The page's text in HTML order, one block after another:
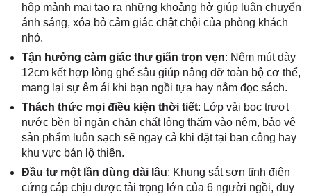
hộp mảnh mai tạo ra những khoảng hở giúp luân chuyển
ánh sáng, xóa bỏ cảm giác chật chội của phòng khách
nhỏ.
Tận hưởng cảm giác thư giãn trọn vẹn: Nệm mút dày
12cm kết hợp lòng ghế sâu giúp nâng đỡ toàn bộ cơ thể,
mang lại sự êm ái khi bạn ngồi tựa hay nằm đọc sách.
Thách thức mọi điều kiện thời tiết: Lớp vải bọc trượt
nước bền bỉ ngăn chặn chất lỏng thấm vào nệm, bảo vệ
sản phẩm luôn sạch sẽ ngay cả khi đặt tại ban công hay
khu vực bán lộ thiên.
Đầu tư một lần dùng dài lâu: Khung sắt sơn tĩnh điện
cứng cáp chịu được tải trọng lớn của 6 người ngồi, duy